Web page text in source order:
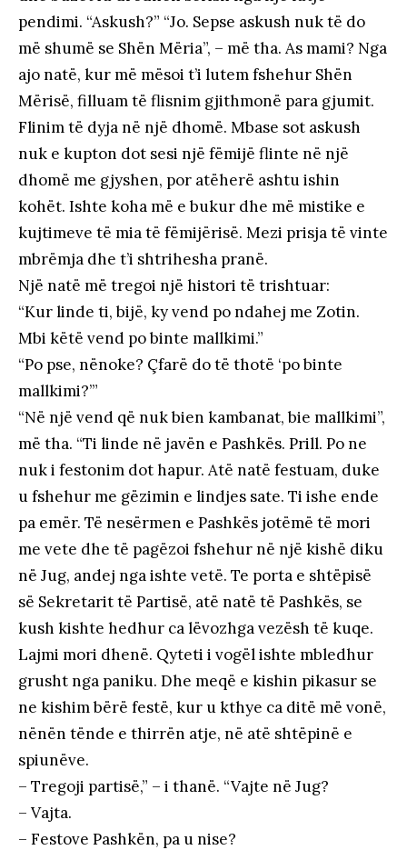
pendimi. “Askush?” “Jo. Sepse askush nuk të do
më shumë se Shën Mëria”, – më tha. As mami? Nga
ajo natë, kur më mësoi t’i lutem fshehur Shën
Mërisë, filluam të flisnim gjithmonë para gjumit.
Flinim të dyja në një dhomë. Mbase sot askush
nuk e kupton dot sesi një fëmijë flinte në një
dhomë me gjyshen, por atëherë ashtu ishin
kohët. Ishte koha më e bukur dhe më mistike e
kujtimeve të mia të fëmijërisë. Mezi prisja të vinte
mbrëmja dhe t’i shtrihesha pranë.
Një natë më tregoi një histori të trishtuar:
“Kur linde ti, bijë, ky vend po ndahej me Zotin.
Mbi këtë vend po binte mallkimi.”
“Po pse, nënoke? Çfarë do të thotë ‘po binte
mallkimi?’”
“Në një vend që nuk bien kambanat, bie mallkimi”,
më tha. “Ti linde në javën e Pashkës. Prill. Po ne
nuk i festonim dot hapur. Atë natë festuam, duke
u fshehur me gëzimin e lindjes sate. Ti ishe ende
pa emër. Të nesërmen e Pashkës jotëmë të mori
me vete dhe të pagëzoi fshehur në një kishë diku
në Jug, andej nga ishte vetë. Te porta e shtëpisë
së Sekretarit të Partisë, atë natë të Pashkës, se
kush kishte hedhur ca lëvozhga vezësh të kuqe.
Lajmi mori dhenë. Qyteti i vogël ishte mbledhur
grusht nga paniku. Dhe meqë e kishin pikasur se
ne kishim bërë festë, kur u kthye ca ditë më vonë,
nënën tënde e thirrën atje, në atë shtëpinë e
spiunëve.
– Tregoji partisë,” – i thanë. “Vajte në Jug?
– Vajta.
– Festove Pashkën, pa u nise?